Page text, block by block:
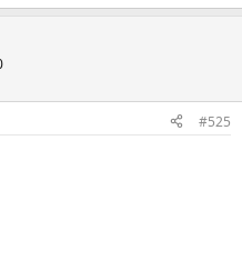
#525